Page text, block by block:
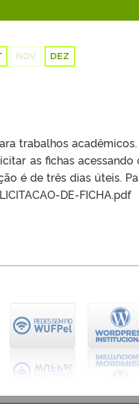
NOV DEZ
trabalhos
as fichas acessando
é de três dias úteis.
DE-FICHA.pdf